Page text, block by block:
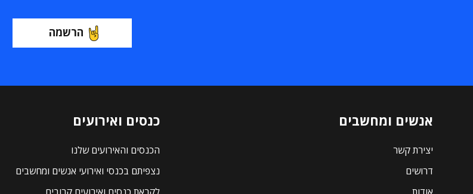
הרשמה
אנשים ומחשבים
יצירת קשר
דרושים
כנסים ואירועים
הכנסים והאירועים שלנו
נצפיתם בכנסי ואירועי אנשים ומחשבים